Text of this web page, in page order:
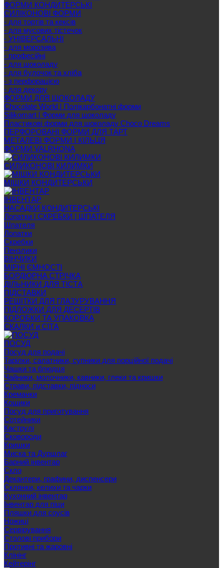
ФОРМИ КОНДИТЕРСЬКІ
СИЛІКОНОВІ ФОРМИ
- для тортів та кексів
- для мусових тістечок
- УНІВЕРСАЛЬНІ
- для морозива
- професійні
- для шоколаду
- для булочок та хліба
- з перфорацією
- для декору
ФОРМИ ДЛЯ ШОКОЛАДУ
Chocolate World | Полікарбонатні форми
Silikomart | Форми для шоколаду
Пластикові форми для шоколаду Choco Dreams
ПЕРФОРОВАНІ ФОРМИ ДЛЯ ТАРТ
МЕТАЛЕВІ ФОРМИ І КІЛЬЦЯ
ФОРМИ VALRHONA
СИЛИКОНОВІ КИЛИМКИ
МІШКИ КОНДИТЕРСЬКИ
ІНВЕНТАР
НАСАДКИ КОНДИТЕРСЬКІ
Лопатки | СКРЕБКИ | ШПАТЕЛЯ
Шпателя
Лопатки
Скребки
Пензлики
ВІНЧИКИ
МІРНІ ЄМНОСТІ
БОРДЮРНА СТРІЧКА
ДІЛЬНИКИ ДЛЯ ТІСТА
ПІДСТАВКИ
РЕШІТКИ ДЛЯ ГЛАЗУРУВАННЯ
ПІДЛОЖКИ ДЛЯ ДЕСЕРТІВ
КОРОБКИ ТА УПАКОВКА
СКАЛКИ и СІТА
ПОСУД
Посуд для подачі
Тарілки, салатники, супники для порційної подачі
Чашки та блюдця
Чайники, молочники, кавники, глеки та кришки
Страви, підставки, підноси
Креманки
Кошики
Посуд для приготування
Сотейники
Каструлі
Сковороди
Кришки
Миска та Дуршлаг
Барний інвентар
Скло
Декантери, графини, диспенсери
Склянки, келихи та чарки
Кухонний інвентар
Інвентар для піци
Пляшки для соусів
Ножиці
Сервірування
Cтолові прибори
Противні та жаровні
Клінінг
Кейтерінг